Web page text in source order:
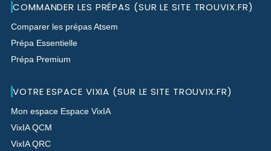
COMMANDER LES PRÉPAS (SUR LE SITE TROUVIX.FR)
Comparer les prépas Atsem
Prépa Essentielle
Prépa Premium
VOTRE ESPACE VIXIA (SUR LE SITE TROUVIX.FR)
Mon espace Espace VixIA
VixIA QCM
VixIA QRC